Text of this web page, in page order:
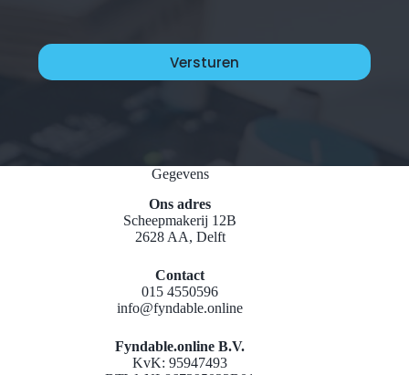
Gegevens
Ons adres
Scheepmakerij 12B
2628 AA, Delft
Contact
015 4550596
info@fyndable.online
Fyndable.online B.V.
KvK: 95947493